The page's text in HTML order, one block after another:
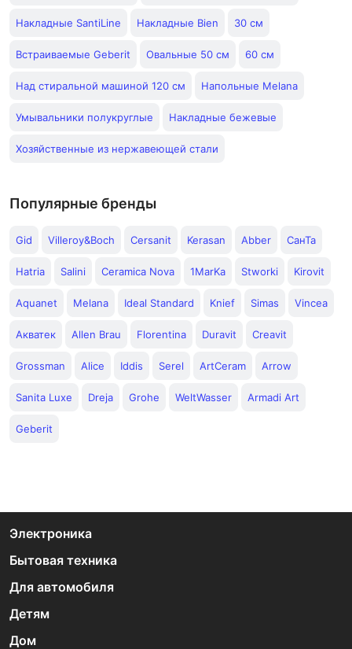
Накладные SantiLine Накладные Bien 30 см
Встраиваемые Geberit Овальные 50 см 60 см
Над стиральной машиной 120 см Напольные Melana
Умывальники полукруглые Накладные бежевые
Хозяйственные из нержавеющей стали
Популярные бренды
Gid Villeroy&Boch Cersanit Kerasan Abber СанТа
Hatria Salini Ceramica Nova 1MarKa Stworki Kirovit
Aquanet Melana Ideal Standard Knief Simas Vincea
Акватек Allen Brau Florentina Duravit Creavit
Grossman Alice Iddis Serel ArtCeram Arrow
Sanita Luxe Dreja Grohe WeltWasser Armadi Art
Geberit
Электроника
Бытовая техника
Для автомобиля
Детям
Дом